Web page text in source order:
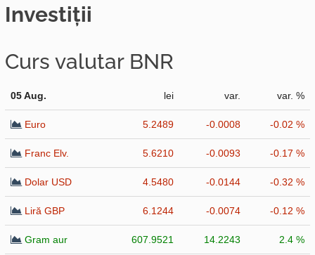
investiţii
Curs valutar BNR
05 Aug. lei var. var. %
Euro 5.2489 -0.0008 -0.02 %
Franc Elv. 5.6210 -0.0093 -0.17 %
Dolar USD 4.5480 -0.0144 -0.32 %
Liră GBP 6.1244 -0.0074 -0.12 %
Gram aur 607.9521 14.2243 2.4 %